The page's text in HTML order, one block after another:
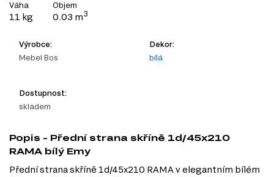
Váha
11 kg
Objem
0.03 m3
Výrobce:
Mebel Bos
Dekor:
bílá
Dostupnost:
skladem
Popis - Přední strana skříně 1d/45x210
RAMA bílý Emy
Přední strana skříně 1d/45x210 RAMA v elegantním bílém